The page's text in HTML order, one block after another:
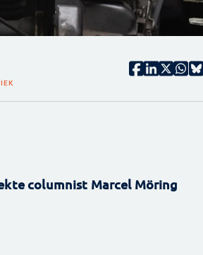
columnist Marcel Möring